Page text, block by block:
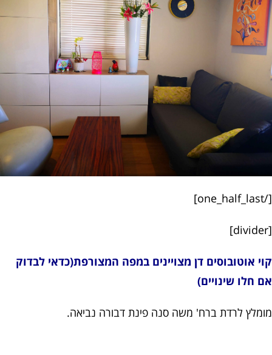
[/one_half_last]
[divider]
קוי אוטובוסים דן מצויינים במפה המצורפת(כדאי לבדוק
אם חלו שינויים)
מומלץ לרדת ברח' משה סנה פינת דבורה נביאה.